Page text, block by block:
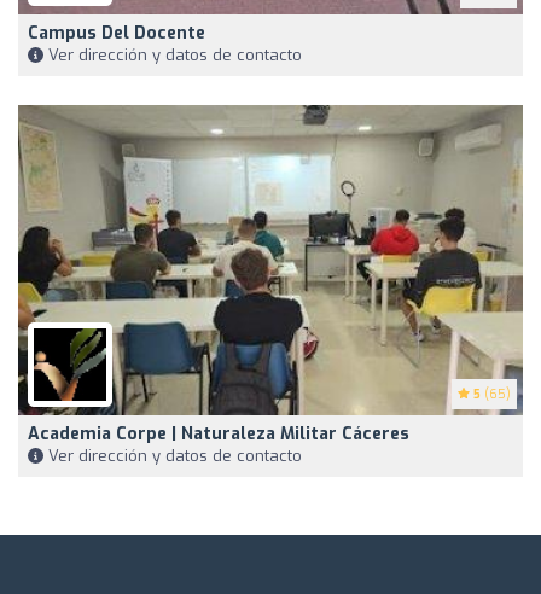
Campus Del Docente
Ver dirección y datos de contacto
5 (65)
Academia Corpe | Naturaleza Militar Cáceres
Ver dirección y datos de contacto